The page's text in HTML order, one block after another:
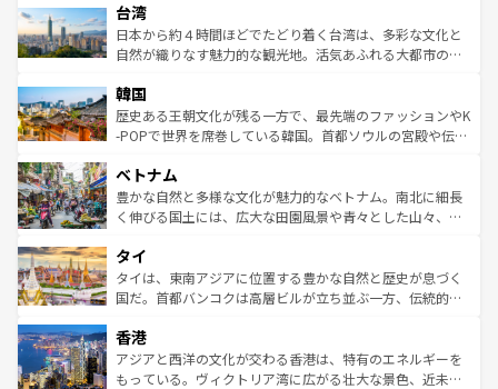
ならではの贅沢な旅のスタイルだ。 なお、新着のアメリカ
情報はコンテンツ一覧を参照してほしい。
れるおもてなしの心で訪れる人々を迎えてくれるハワイの
人々、おいしいローカルフードやハワイアンミュージッ
ク、伝統的なフラダンスなど、すべてがハワイの魅力を彩
ワイを、存分に味わってほしい。 なお、新着のハワイ情報
はコンテンツ一覧を参照してほしい。
リアリーフや大陸中央部にそびえるウルル（エアーズロッ
ク）、タスマニアの美しい原生林やケアンズの熱帯雨林な
ど、見どころがたくさん。また、カフェやワイン、オージ
いる。アクティビティも充実しており、サーフィンやダイ
ビング、ハイキングなど、アウトドア好きにはたまらな
い。オーストラリアの多彩な魅力を存分に味わいつくそ
参照してほしい。
台湾
日本から約４時間ほどでたどり着く台湾は、多彩な文化と
自然が織りなす魅力的な観光地。活気あふれる大都市の台
ン）、静ひつな山岳地帯である台湾東部など、都市の喧騒
と山間の静けさが共存しており、訪れる人に新しい発見と
驚きをもたらしてくれる。また、奥深い台湾の食文化も魅
容にもいいと評判のスイーツなど、バラエティ豊かな料理
が味わえる。 なお、新着の台湾情報は コンテンツ一覧を参
照してほしい。
韓国
歴史ある王朝文化が残る一方で、最先端のファッションやK
-POPで世界を席巻している韓国。首都ソウルの宮殿や伝統
き、地方に足を延ばせば四季折々の自然美を楽しむことが
できる。そして、キムチや焼肉、絶品のストリートフード
まで、さまざまな韓国料理が待っている。夜には、韓国な
リティに包まれながら、韓国の多彩な魅力を心ゆくまで味
わってみてほしい。 なお、新着の韓国情報はコンテンツ一
覧を参照してほしい。
ベトナム
豊かな自然と多様な文化が魅力的なベトナム。南北に細長
く伸びる国土には、広大な田園風景や青々とした山々、世
急速な発展と共に伝統が息づく。ハノイの古い町並みやホ
ーチミン市のフランス統治時代の建物も、独特の雰囲気を
醸し出している。また、バラエティの豊かさとおいしさで
とつ。フォーやバインミー、ベトナムコーヒーなどは、ぜ
ひ現地で味わいたい。どの地域を訪れてもあたたかい人々
が旅行者を迎えてくれるので、きっと忘れられない旅にな
タイ
タイは、東南アジアに位置する豊かな自然と歴史が息づく
国だ。首都バンコクは高層ビルが立ち並ぶ一方、伝統的な
の活気が交差している。北部ではチェンマイなどの山岳地
帯で自然と触れ合い、南部ではプーケットやクラビの美し
いビーチでリゾート気分を楽しむことができる。タイ料理
香港
アジアと西洋の文化が交わる香港は、特有のエネルギーを
もっている。ヴィクトリア湾に広がる壮大な景色、近未来